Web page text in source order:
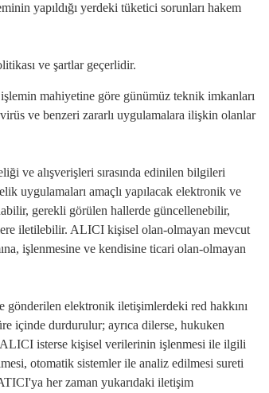
yapıldığı yerdeki tüketici sorunları hakem
ve şartlar geçerlidir.
mahiyetine göre günümüz teknik imkanları
ve benzeri zararlı uygulamalara ilişkin olanlar
ve alışverişleri sırasında edinilen bilgileri
uygulamaları amaçlı yapılacak elektronik ve
gerekli görülen hallerde güncellenebilir,
iletilebilir. ALICI kişisel olan-olmayan mevcut
işlenmesine ve kendisine ticari olan-olmayan
elektronik iletişimlerdeki red hakkını
içinde durdurulur; ayrıca dilerse, hukuken
isterse kişisel verilerinin işlenmesi ile ilgili
otomatik sistemler ile analiz edilmesi sureti
her zaman yukarıdaki iletişim